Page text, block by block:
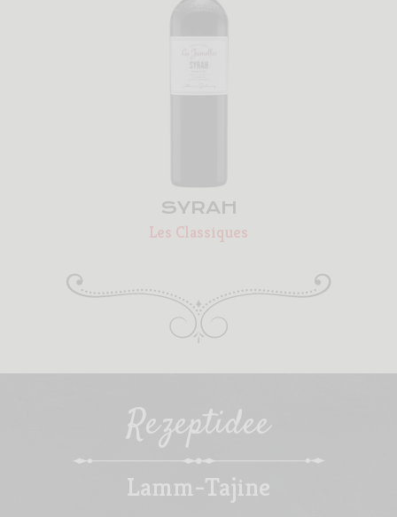
SYRAH
Les Classiques
Rezeptidee
Lamm-Tajine